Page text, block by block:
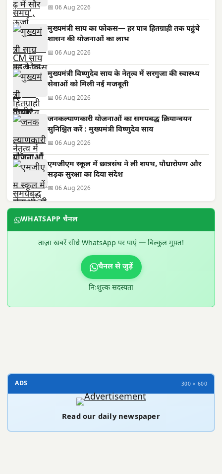
📅 06 Aug 2026
मुख्यमंत्री साय का फोकस— हर पात्र हितग्राही तक पहुंचे
शासन की योजनाओं का लाभ
📅 06 Aug 2026
मुख्यमंत्री विष्णुदेव साय के नेतृत्व में सरगुजा की स्वास्थ्य
सेवाओं को मिली नई मजबूती
📅 06 Aug 2026
जनकल्याणकारी योजनाओं का समयबद्ध क्रियान्वयन
सुनिश्चित करें : मुख्यमंत्री विष्णुदेव साय
📅 06 Aug 2026
एमजीएम स्कूल में छात्रसंघ ने ली शपथ, पौधारोपण और
सड़क सुरक्षा का दिया संदेश
📅 06 Aug 2026
WHATSAPP चैनल
ताज़ा खबरें सीधे WhatsApp पर पाएं — बिल्कुल मुफ़्त!
चैनल से जुड़ें
निःशुल्क सदस्यता
ADS 300 × 600
Read our daily newspaper